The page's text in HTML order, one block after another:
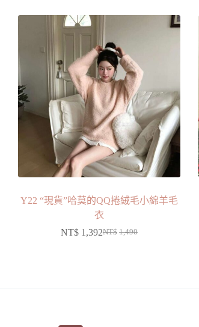
Y22 “現貨”哈莫的QQ捲絨毛小綿羊毛
衣
NT$ 1,490
NT$ 1,392